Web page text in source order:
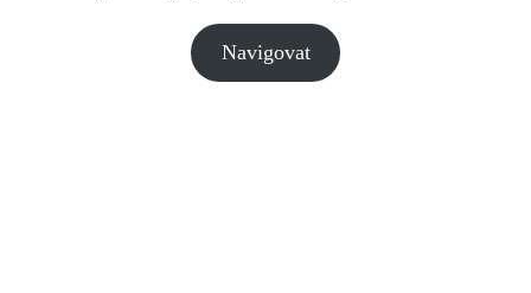
Navigovat